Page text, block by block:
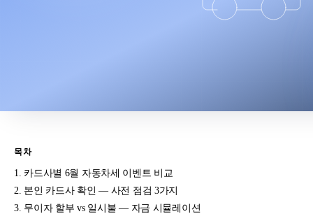
목차
카드사별 6월 자동차세 이벤트 비교
본인 카드사 확인 — 사전 점검 3가지
무이자 할부 vs 일시불 — 자금 시뮬레이션